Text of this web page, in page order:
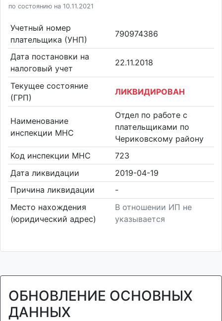
по состоянию на 10.11.2021
Учетный номер
плательщика (УНП)
790974386
Дата постановки на
налоговый учет
22.11.2018
Текущее состояние
(ГРП)
ЛИКВИДИРОВАН
Наименование
инспекции МНС
Отдел по работе с
плательщиками по
Чериковскому району
Код инспекции МНС
723
Дата ликвидации
2019-04-19
Причина ликвидации
-
Место нахождения
(юридический адрес)
В отношении ИП не
указывается
ОБНОВЛЕНИЕ ОСНОВНЫХ
ДАННЫХ